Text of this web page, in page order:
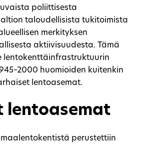
poliittisesta
taloudellisista tukitoimista
merkityksen
aktiivisuudesta. Tämä
lentokenttäinfrastruktuurin
huomioiden kuitenkin
lentoasemat.
lentoasemat
maalentokentistä perustettiin